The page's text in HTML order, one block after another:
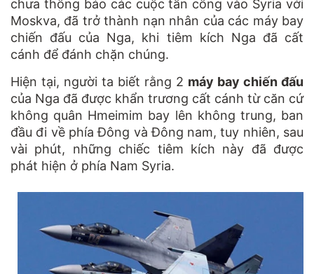
chưa thông báo các cuộc tấn công vào Syria với
Moskva, đã trở thành nạn nhân của các máy bay
chiến đấu của Nga, khi tiêm kích Nga đã cất
cánh để đánh chặn chúng.
Hiện tại, người ta biết rằng 2 máy bay chiến đấu
của Nga đã được khẩn trương cất cánh từ căn cứ
không quân Hmeimim bay lên không trung, ban
đầu đi về phía Đông và Đông nam, tuy nhiên, sau
vài phút, những chiếc tiêm kích này đã được
phát hiện ở phía Nam Syria.